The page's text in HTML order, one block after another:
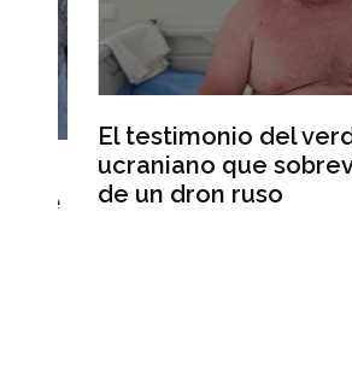
El testimonio del
ucraniano que
de un dron ruso